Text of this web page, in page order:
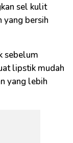
sel kulit
yang bersih
sebelum
lipstik mudah
yang lebih